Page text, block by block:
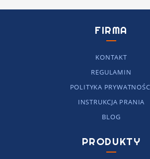
FIRMA
KONTAKT
REGULAMIN
POLITYKA
INSTRUKCJA PRANIA
BLOG
PRODUKTY